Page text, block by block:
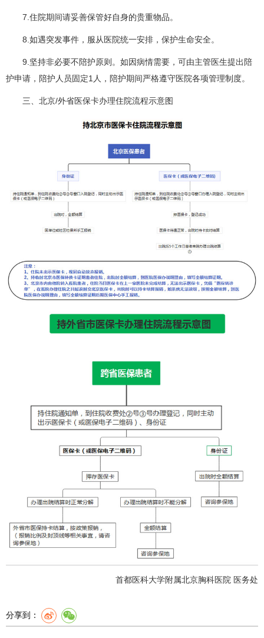
7.住院期间请妥善保管好自身的贵重物品。
8.如遇突发事件，服从医院统一安排，保护生命安全。
9.坚持非必要不陪护原则。如因病情需要，可由主管医生提出陪
护申请，陪护人员固定1人，陪护期间严格遵守医院各项管理制度。
三、北京/外省医保卡办理住院流程示意图
首都医科大学附属北京胸科医院 医务处
分享到：